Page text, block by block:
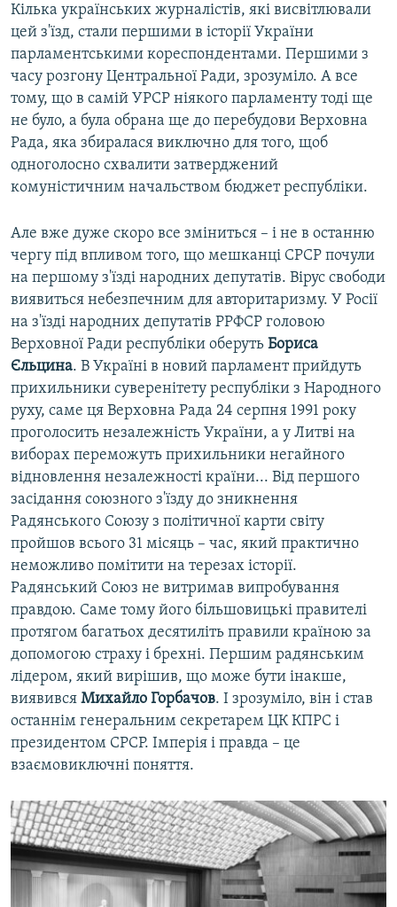
Кілька українських журналістів, які висвітлювали
цей з'їзд, стали першими в історії України
парламентськими кореспондентами. Першими з
часу розгону Центральної Ради, зрозуміло. А все
тому, що в самій УРСР ніякого парламенту тоді ще
не було, а була обрана ще до перебудови Верховна
Рада, яка збиралася виключно для того, щоб
одноголосно схвалити затверджений
комуністичним начальством бюджет республіки.
Але вже дуже скоро все зміниться – і не в останню
чергу під впливом того, що мешканці СРСР почули
на першому з'їзді народних депутатів. Вірус свободи
виявиться небезпечним для авторитаризму. У Росії
на з'їзді народних депутатів РРФСР головою
Верховної Ради республіки оберуть Бориса
Єльцина. В Україні в новий парламент прийдуть
прихильники суверенітету республіки з Народного
руху, саме ця Верховна Рада 24 серпня 1991 року
проголосить незалежність України, а у Литві на
виборах переможуть прихильники негайного
відновлення незалежності країни... Від першого
засідання союзного з'їзду до зникнення
Радянського Союзу з політичної карти світу
пройшов всього 31 місяць – час, який практично
неможливо помітити на терезах історії.
Радянський Союз не витримав випробування
правдою. Саме тому його більшовицькі правителі
протягом багатьох десятиліть правили країною за
допомогою страху і брехні. Першим радянським
лідером, який вирішив, що може бути інакше,
виявився Михайло Горбачов. І зрозуміло, він і став
останнім генеральним секретарем ЦК КПРС і
президентом СРСР. Імперія і правда – це
взаємовиключні поняття.